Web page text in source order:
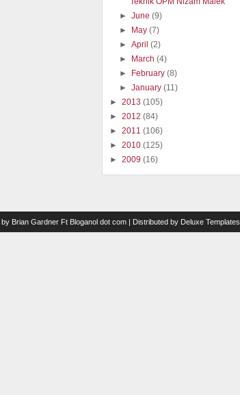
►June(9)
► May(7)
►April(2)
► March(4)
► February(8)
►January(11)
► 2013 (105)
► 2012 (84)
► 2011 (106)
► 2010 (125)
► 2009 (16)
by Brian Gardner Ft Bloganol dot com | Distributed by Deluxe Templates